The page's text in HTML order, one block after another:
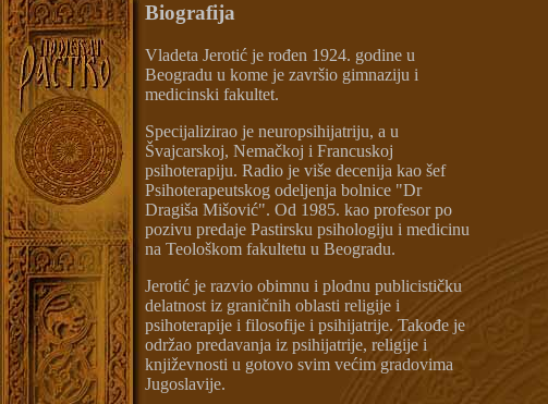
Biografija
Vladeta Jerotić je rođen 1924. godine u
Beogradu u kome je završio gimnaziju i
medicinski fakultet.
Specijalizirao je neuropsihijatriju, a u
Švajcarskoj, Nemačkoj i Francuskoj
psihoterapiju. Radio je više decenija kao šef
Psihoterapeutskog odeljenja bolnice "Dr
Dragiša Mišović". Od 1985. kao profesor po
pozivu predaje Pastirsku psihologiju i medicinu
na Teološkom fakultetu u Beogradu.
Jerotić je razvio obimnu i plodnu publicističku
delatnost iz graničnih oblasti religije i
psihoterapije i filosofije i psihijatrije. Takođe je
održao predavanja iz psihijatrije, religije i
književnosti u gotovo svim većim gradovima
Jugoslavije.